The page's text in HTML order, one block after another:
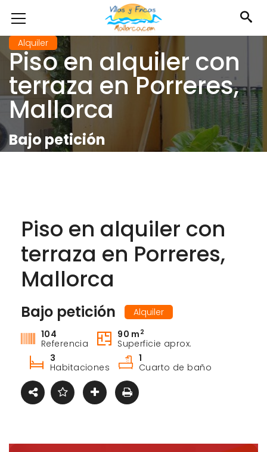
Alquiler
Piso en alquiler con
terraza en Porreres,
Mallorca
Bajo petición
Piso en alquiler con
terraza en Porreres,
Mallorca
Bajo petición
Alquiler
104
Referencia
90 m 2
Superficie aprox.
3
Habitaciones
1
Cuarto de baño